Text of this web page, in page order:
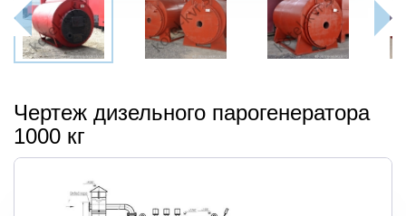
Чертеж дизельного парогенератора
1000 кг